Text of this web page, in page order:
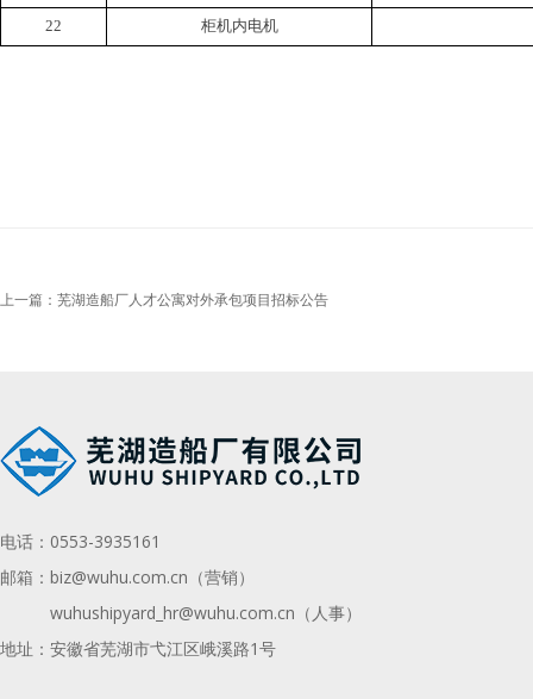
22 柜机内电机
上一篇：芜湖造船厂人才公寓对外承包项目招标公告
电话： 0553-3935161
邮箱： biz@wuhu.com.cn（营销）
wuhushipyard_hr@wuhu.com.cn （人事）
地址：安徽省芜湖市弋江区峨溪路1号